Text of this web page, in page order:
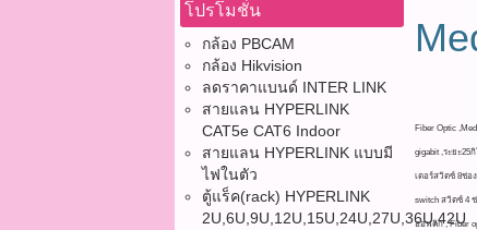
โปรโมชั่น
กล้อง PBCAM
กล้อง Hikvision
ลดราคาแบนด์ INTER LINK
สายแลน HYPERLINK
CAT5e CAT6 Indoor
สายแลน HYPERLINK แบบมี
ไฟในตัว
ตู้แร็ค(rack) HYPERLINK
2U,6U,9U,12U,15U,24U,27U,36U,42U
Fiber Optic
gigabit ,ระยะ25
เตอร์สวิตซ์ 8ช่อ
switch สวิตซ์ 4 ช่
ออฟติก , Fiber